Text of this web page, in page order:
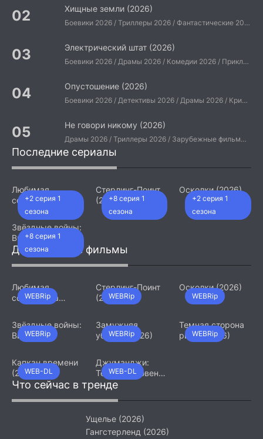
Хищные земли (2026)
Боевики 2026 / Триллеры 2026 / Фантастические 2026 / Зарубежные фильмы 2026 / Американские фильмы / Фильмы 2026
Электрический штат (2026)
Боевики 2026 / Драмы 2026 / Комедии 2026 / Приключения 2026 / Фантастические 2026 / Зарубежные фильмы 2026 / Американские фильмы / Фильмы 2026
Опустошение (2026)
Боевики 2026 / Детективы 2026 / Драмы 2026 / Криминальные фильмы 2026 / Триллеры 2026 / Зарубежные фильмы 2026 / Американские фильмы / Фильмы 2026
Не говори никому (2026)
Драмы 2026 / Триллеры 2026 / Зарубежные фильмы 2026 / Американские фильмы / Фильмы 2026
Последние сериалы
+2 серия 1
сезона
Любимая
сотрудница
(2026)
+8 серия 1
сезона
Стерлинг-Поинт
(2026)
+2 серия 1
сезона
Осколки (2026)
+8 серия 1
сезона
Звёздные войны:
Видения.
Девятый джедай
(2026)
Добавленные фильмы
WEBRip
Любимая
сотрудница
WEBRip
Стерлинг-Поинт
(2026)
WEBRip
Осколки (2026)
WEBRip
Звёздные войны:
Видения.
WEBRip
Замужняя
убийца (2026)
WEBRip
Темная сторона
ринга (2026)
WEB-DL
Капкан времени
(2026)
WEB-DL
Джуманджи:
Тёмный уровень
(2026)
Что сейчас в тренде
Ущелье (2026)
Гангстерленд (2026)